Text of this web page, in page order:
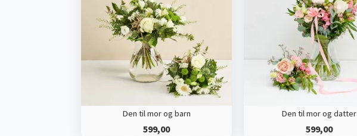
Den til mor og barn
599,00
Den til mor og datter
599,00